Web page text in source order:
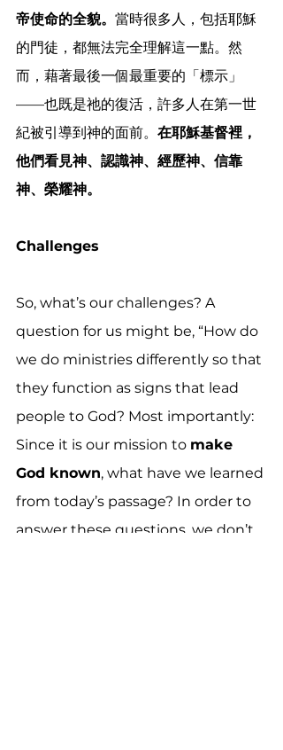
帝使命的全貌。 當時很多人，包括耶穌
的門徒，都無法完全理解這一點。然
而，藉著最後一個最重要的「標示」
——也既是祂的復活，許多人在第一世
紀被引導到神的面前。 在耶穌基督裡，
他們看見神、認識神、經歷神、信靠
神、榮耀神。
Challenges
So, what’s our challenges? A
question for us might be, “How do
we do ministries differently so that
they function as signs that lead
people to God? Most importantly:
Since it is our mission to make
God known, what have we learned
from today’s passage? In order to
answer these questions, we don’t